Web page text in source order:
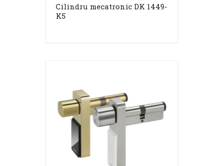
Cilindru mecatronic DK 1449-
K5